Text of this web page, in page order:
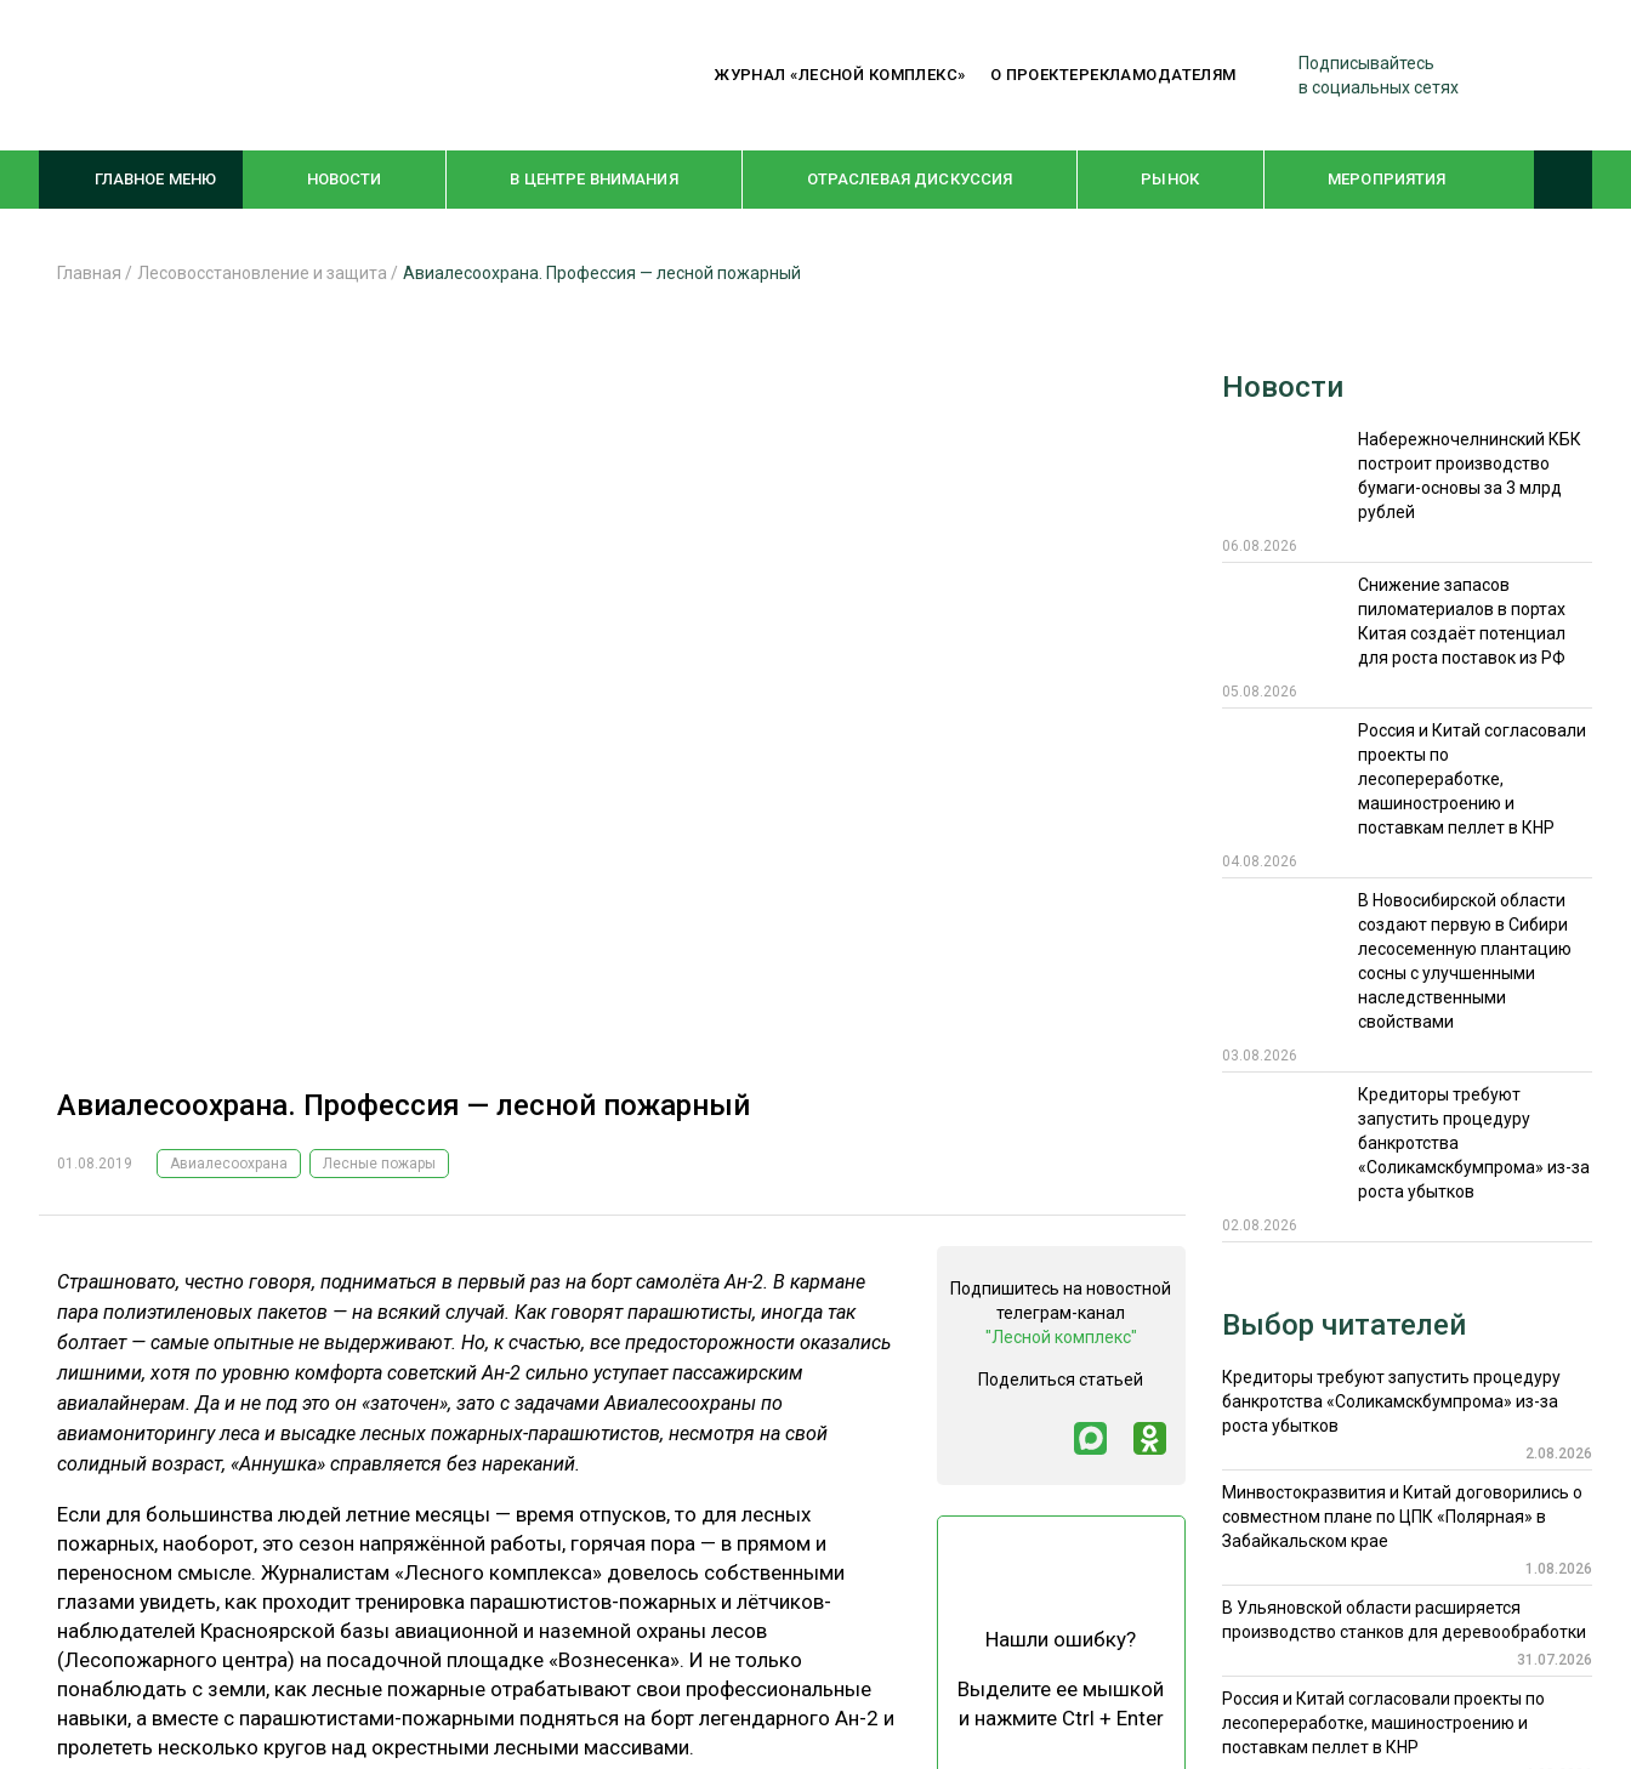
ЖУРНАЛ «ЛЕСНОЙ КОМПЛЕКС» О ПРОЕКТЕРЕКЛАМОДАТЕЛЯМ
Подписывайтесь
в социальных сетях
ГЛАВНОЕ МЕНЮ НОВОСТИ В ЦЕНТРЕ ВНИМАНИЯ ОТРАСЛЕВАЯ ДИСКУССИЯ РЫНОК МЕРОПРИЯТИЯ
WOODEX-2021
СУШКА ДРЕВЕСИНЫ
ИТОГИ МЕРОПРИЯТИЙ
Главная / Лесовосстановление и защита / Авиалесоохрана. Профессия — лесной пожарный
Авиалесоохрана. Профессия — лесной пожарный
01.08.2019 Авиалесоохрана Лесные пожары
Страшновато, честно говоря, подниматься в первый раз на борт самолёта Ан-2. В кармане
пара полиэтиленовых пакетов — на всякий случай. Как говорят парашютисты, иногда так
болтает — самые опытные не выдерживают. Но, к счастью, все предосторожности оказались
лишними, хотя по уровню комфорта советский Ан-2 сильно уступает пассажирским
авиалайнерам. Да и не под это он «заточен», зато с задачами Авиалесоохраны по
авиамониторингу леса и высадке лесных пожарных-парашютистов, несмотря на свой
солидный возраст, «Аннушка» справляется без нареканий.
Если для большинства людей летние месяцы — время отпусков, то для лесных
пожарных, наоборот, это сезон напряжённой работы, горячая пора — в прямом и
переносном смысле. Журналистам «Лесного комплекса» довелось собственными
глазами увидеть, как проходит тренировка парашютистов-пожарных и лётчиков-
наблюдателей Красноярской базы авиационной и наземной охраны лесов
(Лесопожарного центра) на посадочной площадке «Вознесенка». И не только
понаблюдать с земли, как лесные пожарные отрабатывают свои профессиональные
навыки, а вместе с парашютистами-пожарными подняться на борт легендарного Ан-2 и
пролететь несколько кругов над окрестными лесными массивами.
Подпишитесь на новостной
телеграм-канал
"Лесной комплекс"
Поделиться статьей
Нашли ошибку?
Выделите ее мышкой
и нажмите Ctrl + Enter
Новости
Набережночелнинский КБК
построит производство
бумаги-основы за 3 млрд
рублей
06.08.2026
Снижение запасов
пиломатериалов в портах
Китая создаёт потенциал
для роста поставок из РФ
05.08.2026
Россия и Китай согласовали
проекты по
лесопереработке,
машиностроению и
поставкам пеллет в КНР
04.08.2026
В Новосибирской области
создают первую в Сибири
лесосеменную плантацию
сосны с улучшенными
наследственными
свойствами
03.08.2026
Кредиторы требуют
запустить процедуру
банкротства
«Соликамскбумпрома» из-за
роста убытков
02.08.2026
Выбор читателей
Кредиторы требуют запустить процедуру
банкротства «Соликамскбумпрома» из-за
роста убытков
2.08.2026
Минвостокразвития и Китай договорились о
совместном плане по ЦПК «Полярная» в
Забайкальском крае
1.08.2026
В Ульяновской области расширяется
производство станков для деревообработки
31.07.2026
Россия и Китай согласовали проекты по
лесопереработке, машиностроению и
поставкам пеллет в КНР